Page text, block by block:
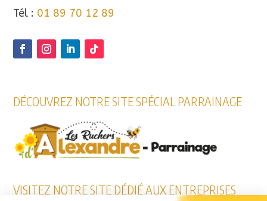
Tél : 01 89 70 12 89
DÉCOUVREZ NOTRE SITE SPÉCIAL PARRAINAGE
VISITEZ NOTRE SITE DÉDIÉ AUX ENTREPRISES